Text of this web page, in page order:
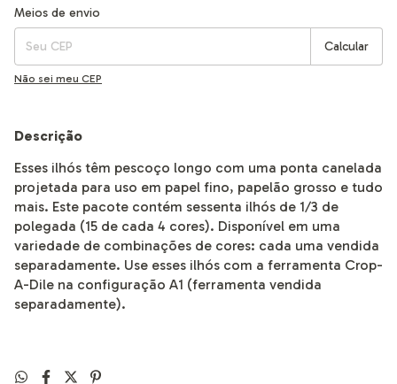
Entregas para o CEP:
Meios de envio
Calcular
Não sei meu CEP
Descrição
Esses ilhós têm pescoço longo com uma ponta canelada
projetada para uso em papel fino, papelão grosso e tudo
mais. Este pacote contém sessenta ilhós de 1/3 de
polegada (15 de cada 4 cores). Disponível em uma
variedade de combinações de cores: cada uma vendida
separadamente. Use esses ilhós com a ferramenta Crop-
A-Dile na configuração A1 (ferramenta vendida
separadamente).